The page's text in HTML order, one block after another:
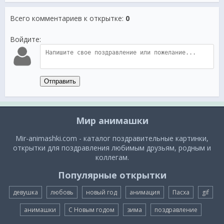
Всего комментариев к открытке: 0
Войдите:
Отправить
Мир анимашки
Mir-animashki.com - каталог поздравительные картинки,
открытки для поздравления любимым друзьям, родным и
коллегам.
Популярные открытки
девушка любовь новый год анимация Пасха gif
анимашки С Новым годом зима поздравление